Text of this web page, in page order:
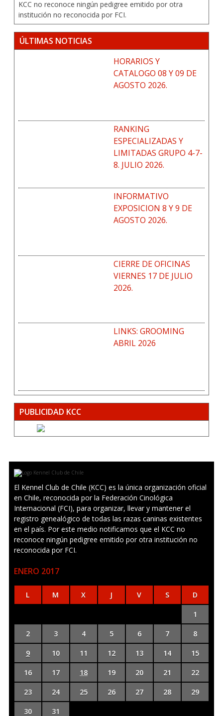
KCC no reconoce ningún pedigree emitido por otra
institución no reconocida por FCI.
ÚLTIMAS NOTICIAS
HORARIOS Y
CATALOGO 08 Y 09 DE
AGOSTO 2026.
RANKING
ESPECIALIZADAS Y
LIMITADAS GRUPO 4-7-
8. JULIO 2026.
INFORMATIVO
EXPOSICION 8 Y 9 DE
AGOSTO 2026.
CIERRE DE OFICINAS
VIERNES 17 DE JULIO
2026.
LINKS: GROOMING
ABRIL 2026
PUBLICIDAD KCC
El Kennel Club de Chile (KCC) es la única organización oficial
en Chile, reconocida por la Federación Cinológica
Internacional (FCI), para organizar, llevar y mantener el
registro genealógico de todas las razas caninas existentes
en el país. Por este medio notificamos que el KCC no
reconoce ningún pedigree emitido por otra institución no
reconocida por FCI.
ENERO 2017
L M X J V S D
1
2 3 4 5 6 7 8
9 10 11 12 13 14 15
16 17 18 19 20 21 22
23 24 25 26 27 28 29
30 31